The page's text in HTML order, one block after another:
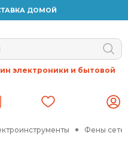
ДОМОЙ
электроники и бытовой
Фены